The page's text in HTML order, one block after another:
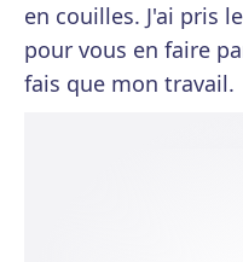
en couilles. J'ai pris
pour vous en faire
fais que mon travail.